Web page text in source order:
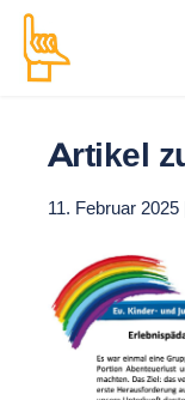
Artikel
11. Februar